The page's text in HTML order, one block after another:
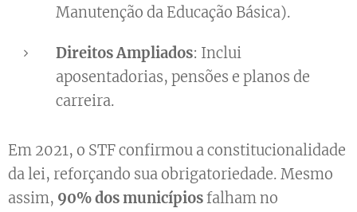
Manutenção da Educação Básica).
Direitos Ampliados: Inclui
aposentadorias, pensões e planos de
carreira.
Em 2021, o STF confirmou a constitucionalidade
da lei, reforçando sua obrigatoriedade. Mesmo
assim, 90% dos municípiosfalham no